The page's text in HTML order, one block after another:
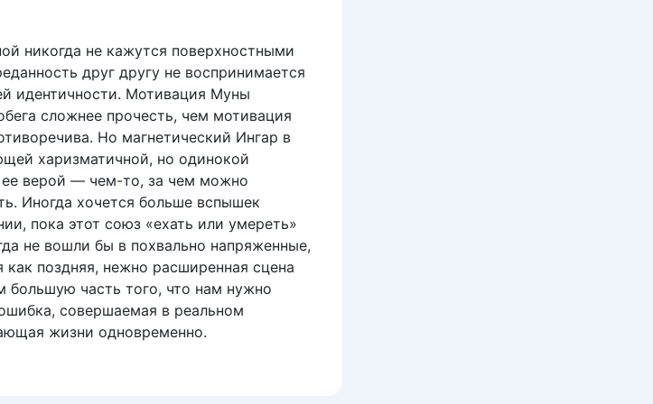
никогда не кажутся поверхностными
друг другу не воспринимается
идентичности. Мотивация Муны
сложнее прочесть, чем мотивация
Но магнетический Ингар в
харизматичной, но одинокой
верой — чем-то, за чем можно
Иногда хочется больше вспышек
пока этот союз «ехать или умереть»
не вошли бы в похвально напряженные,
поздняя, ​​нежно расширенная сцена
большую часть того, что нам нужно
совершаемая в реальном
жизни одновременно.